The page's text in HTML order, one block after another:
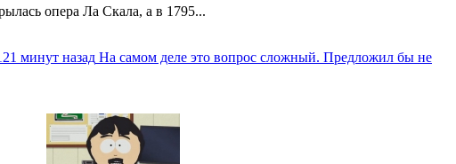
опера Ла Скала, а в 1795...
минут назад На самом деле это вопрос сложный. Предложил бы не